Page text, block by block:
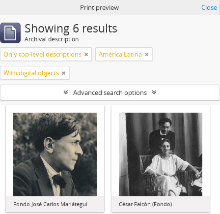
Print preview Close
Showing 6 results
Archival description
Only top-level descriptions América Latina
With digital objects
Advanced search options
Fondo José Carlos Mariátegui César Falcón (Fondo)